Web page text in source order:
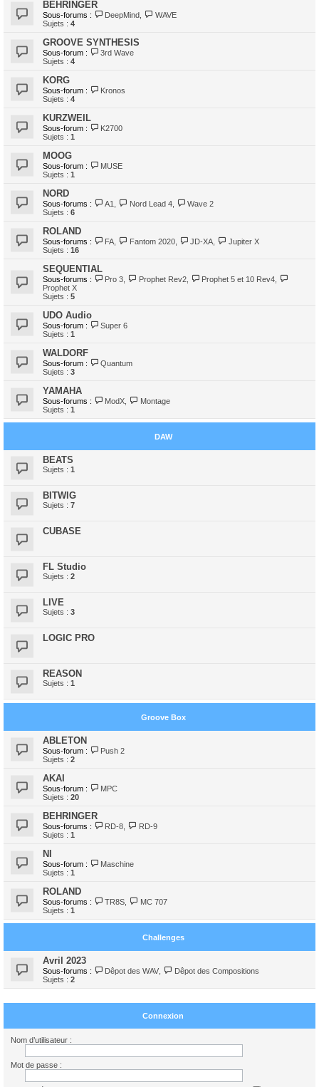
BEHRINGER
Sous-forums : DeepMind
WAVE
Sujets : 4
GROOVE SYNTHESIS
Sous-forum :
3rd Wave
Sujets : 4
KORG
Sous-forum :
Kronos
Sujets : 4
KURZWEIL
Sous-forum :
K2700
Sujets : 1
MOOG
Sous-forum :
MUSE
Sujets : 1
NORD
Sous-forums : A1 Nord Lead 4,
Wave 2
Sujets : 6
ROLAND
Sous-forums : FA Fantom 2020, JD-XA
Jupiter X
Sujets : 16
SEQUENTIAL
Sous-forums : Pro 3 Prophet Rev2, Prophet 5 et 10 Rev4
Prophet X
Sujets : 5
UDO Audio
Sous-forum :
Super 6
Sujets : 1
WALDORF
Sous-forum :
Quantum
Sujets : 3
YAMAHA
Sous-forums : ModX
Montage
Sujets : 1
DAW
BEATS
Sujets : 1
BITWIG
Sujets : 7
CUBASE
FL Studio
Sujets : 2
LIVE
Sujets : 3
LOGIC PRO
REASON
Sujets : 1
Groove Box
ABLETON
Sous-forum :
Push 2
Sujets : 2
AKAI
Sous-forum :
MPC
Sujets : 20
BEHRINGER
Sous-forums : RD-8
RD-9
Sujets : 1
NI
Sous-forum :
Maschine
Sujets : 1
ROLAND
Sous-forums : TR8S
MC 707
Sujets : 1
Challenges
Avril 2023
Sous-forums : Dêpot des WAV
Dêpot des Compositions
Sujets : 2
Connexion
Nom d’utilisateur :
Mot de passe :